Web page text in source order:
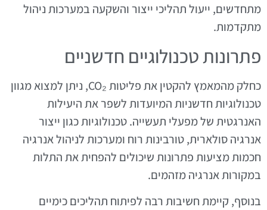
מתחדשים, ייעול תהליכי ייצור והשקעה במערכות ניהול
מתקדמות.
פתרונות טכנולוגיים חדשניים
כחלק מהמאמץ להקטין את פליטות CO₂, ניתן למצוא מגוון
טכנולוגיות חדשניות המיועדות לשפר את היעילות
האנרגטית של מפעלי תעשייה. טכנולוגיות כגון ייצור
אנרגיה סולארית, טורבינות רוח ומערכות לניהול אנרגיה
חכמות מציעות פתרונות שיכולים להפחית את התלות
במקורות אנרגיה מזהמים.
בנוסף, קיימת חשיבות רבה לפיתוח תהליכים כימיים